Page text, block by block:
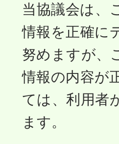
当協議会は、
情報を正確に
努めますが、
情報の内容が
ては、利用者
ます。